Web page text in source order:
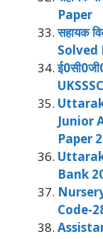
Paper
सहायक
Solved
Junior
Paper
Bank
Code-